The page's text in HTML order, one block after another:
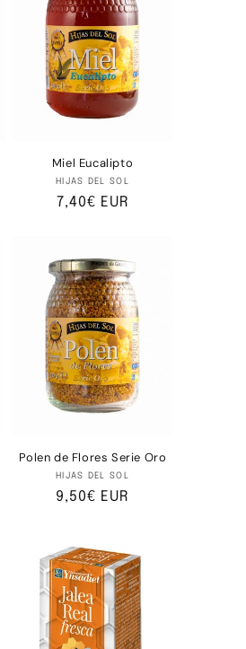
Miel Eucalipto
Proveedor:
HIJAS DEL SOL
Precio
7,40€ EUR
Polen de Flores Serie Oro
Proveedor:
HIJAS DEL SOL
Precio
9,50€ EUR